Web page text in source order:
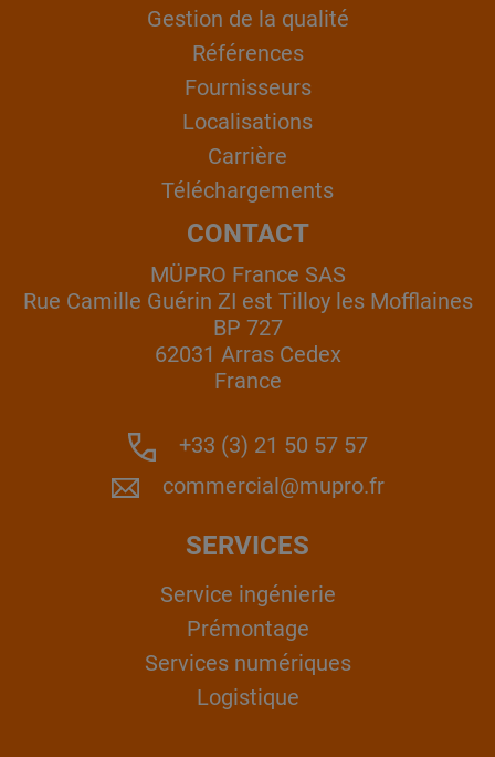
Gestion de la qualité
Références
Fournisseurs
Localisations
Carrière
Téléchargements
CONTACT
MÜPRO France SAS
Rue Camille Guérin ZI est Tilloy les Mofflaines
BP 727
62031 Arras Cedex
France
+33 (3) 21 50 57 57
commercial@mupro.fr
SERVICES
Service ingénierie
Prémontage
Services numériques
Logistique